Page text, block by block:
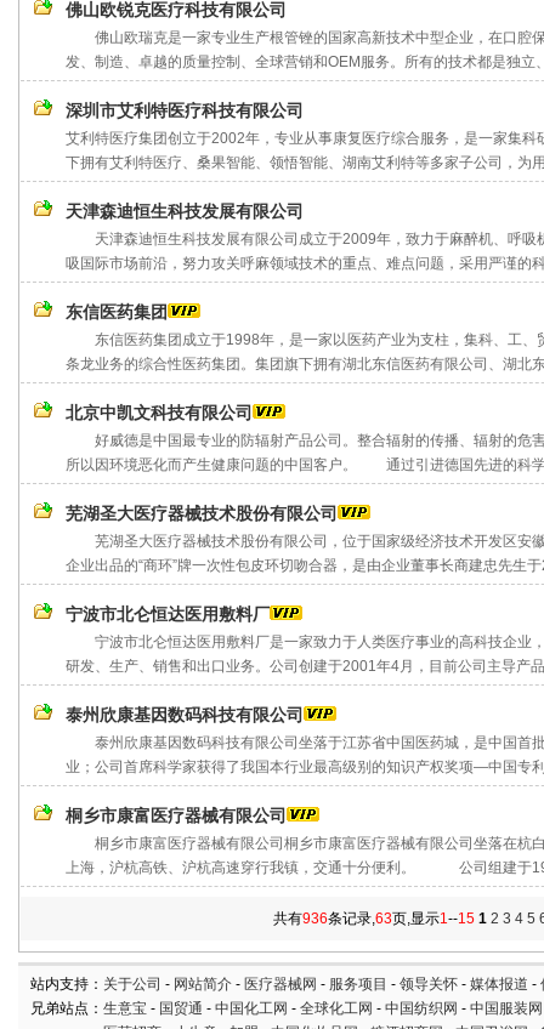
佛山欧锐克医疗科技有限公司
佛山欧瑞克是一家专业生产根管锉的国家高新技术中型企业，在口
发、制造、卓越的质量控制、全球营销和OEM服务。所有的技术都是独立
深圳市艾利特医疗科技有限公司
艾利特医疗集团创立于2002年，专业从事康复医疗综合服务，是一家集
下拥有艾利特医疗、桑果智能、领悟智能、湖南艾利特等多家子公司，为
天津森迪恒生科技发展有限公司
天津森迪恒生科技发展有限公司成立于2009年，致力于麻醉机、呼吸
吸国际市场前沿，努力攻关呼麻领域技术的重点、难点问题，采用严谨的
东信医药集团
东信医药集团成立于1998年，是一家以医药产业为支柱，集科、工、
条龙业务的综合性医药集团。集团旗下拥有湖北东信医药有限公司、湖北
北京中凯文科技有限公司
好威德是中国最专业的防辐射产品公司。整合辐射的传播、辐射的危
所以因环境恶化而产生健康问题的中国客户。 通过引进德国先进的科
芜湖圣大医疗器械技术股份有限公司
芜湖圣大医疗器械技术股份有限公司，位于国家级经济技术开发区安
企业出品的“商环”牌一次性包皮环切吻合器，是由企业董事长商建忠先生
宁波市北仑恒达医用敷料厂
宁波市北仑恒达医用敷料厂是一家致力于人类医疗事业的高科技企业
研发、生产、销售和出口业务。公司创建于2001年4月，目前公司主导产
泰州欣康基因数码科技有限公司
泰州欣康基因数码科技有限公司坐落于江苏省中国医药城，是中国首
业；公司首席科学家获得了我国本行业最高级别的知识产权奖项—中国专
桐乡市康富医疗器械有限公司
桐乡市康富医疗器械有限公司桐乡市康富医疗器械有限公司坐落在杭
上海，沪杭高铁、沪杭高速穿行我镇，交通十分便利。 公司组建于
共有936条记录,63页,显示1--15 1 2 3 4 5
站内支持： 关于公司 - 网站简介 - 医疗器械网 - 服务项目 - 领导关怀 - 媒体报道 -
兄弟站点： 生意宝 - 国贸通 - 中国化工网 - 全球化工网 - 中国纺织网 - 中国服装网